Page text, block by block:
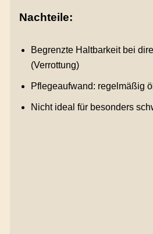
Nachteile:
Begrenzte Haltbarkeit bei
(Verrottung)
Pflegeaufwand: regelmäßig
Nicht ideal für besonders